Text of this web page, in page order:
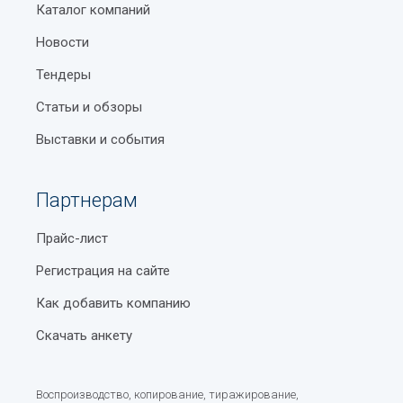
Каталог компаний
Новости
Тендеры
Статьи и обзоры
Выставки и события
Партнерам
Прайс-лист
Регистрация на сайте
Как добавить компанию
Скачать анкету
Воспроизводство, копирование, тиражирование,